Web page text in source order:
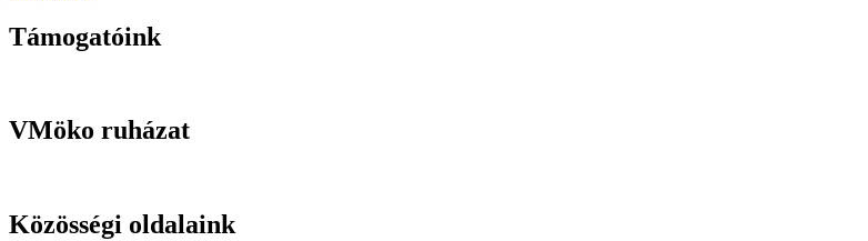
Támogatóink
VMöko ruházat
Közösségi oldalaink